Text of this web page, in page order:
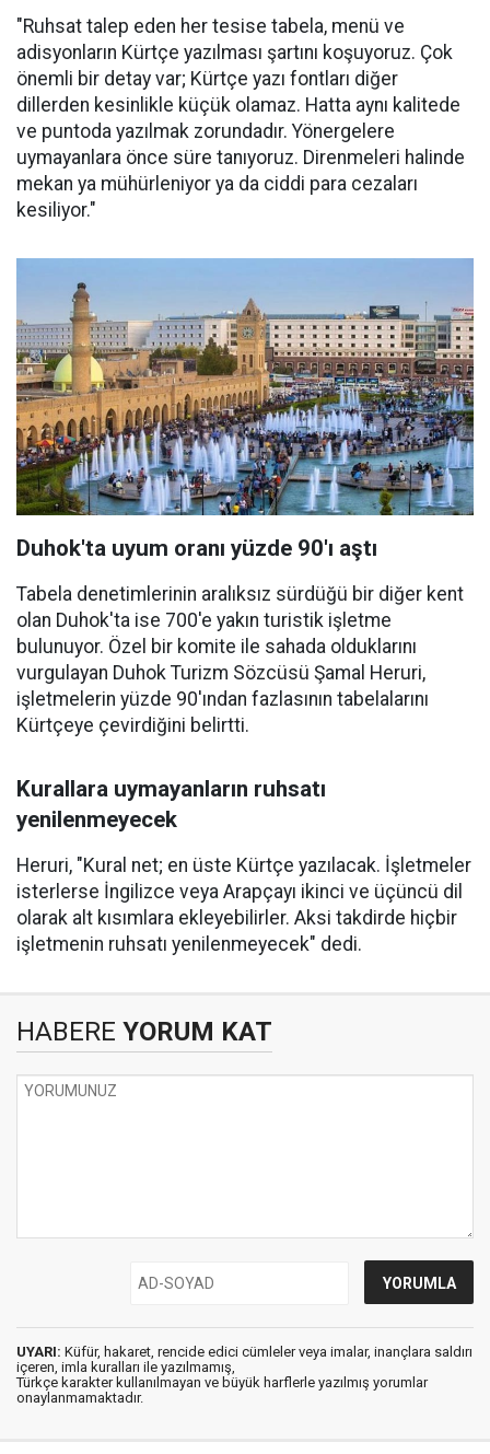
"Ruhsat talep eden her tesise tabela, menü ve
adisyonların Kürtçe yazılması şartını koşuyoruz. Çok
önemli bir detay var; Kürtçe yazı fontları diğer
dillerden kesinlikle küçük olamaz. Hatta aynı kalitede
ve puntoda yazılmak zorundadır. Yönergelere
uymayanlara önce süre tanıyoruz. Direnmeleri halinde
mekan ya mühürleniyor ya da ciddi para cezaları
kesiliyor."
Duhok'ta uyum oranı yüzde 90'ı aştı
Tabela denetimlerinin aralıksız sürdüğü bir diğer kent
olan Duhok'ta ise 700'e yakın turistik işletme
bulunuyor. Özel bir komite ile sahada olduklarını
vurgulayan Duhok Turizm Sözcüsü Şamal Heruri,
işletmelerin yüzde 90'ından fazlasının tabelalarını
Kürtçeye çevirdiğini belirtti.
Kurallara uymayanların ruhsatı
yenilenmeyecek
Heruri, "Kural net; en üste Kürtçe yazılacak. İşletmeler
isterlerse İngilizce veya Arapçayı ikinci ve üçüncü dil
olarak alt kısımlara ekleyebilirler. Aksi takdirde hiçbir
işletmenin ruhsatı yenilenmeyecek" dedi.
HABERE YORUM KAT
UYARI: Küfür, hakaret, rencide edici cümleler veya imalar, inançlara saldırı
içeren, imla kuralları ile yazılmamış,
Türkçe karakter kullanılmayan ve büyük harflerle yazılmış yorumlar
onaylanmamaktadır.